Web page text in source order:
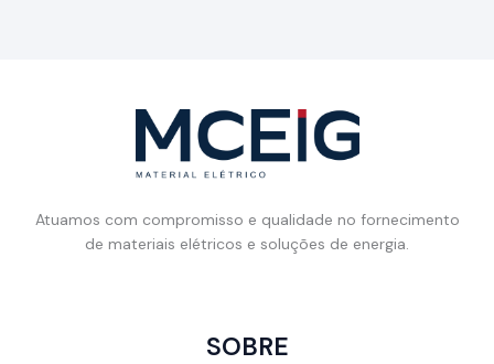
Atuamos com compromisso e qualidade no fornecimento
de materiais elétricos e soluções de energia.
SOBRE